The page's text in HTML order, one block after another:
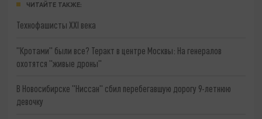
ЧИТАЙТЕ ТАКЖЕ:
Технофашисты XXI века
"Кротами" были все? Теракт в центре Москвы: На генералов
охотятся "живые дроны"
В Новосибирске "Ниссан" сбил перебегавшую дорогу 9-летнюю
девочку